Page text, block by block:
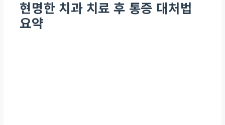
현명한 치과 치료 후 통증 대처법
요약